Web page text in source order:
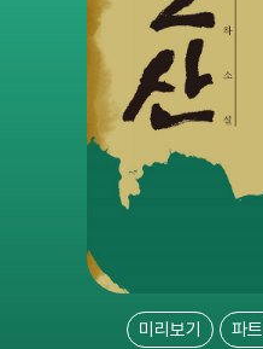
미리보기 파